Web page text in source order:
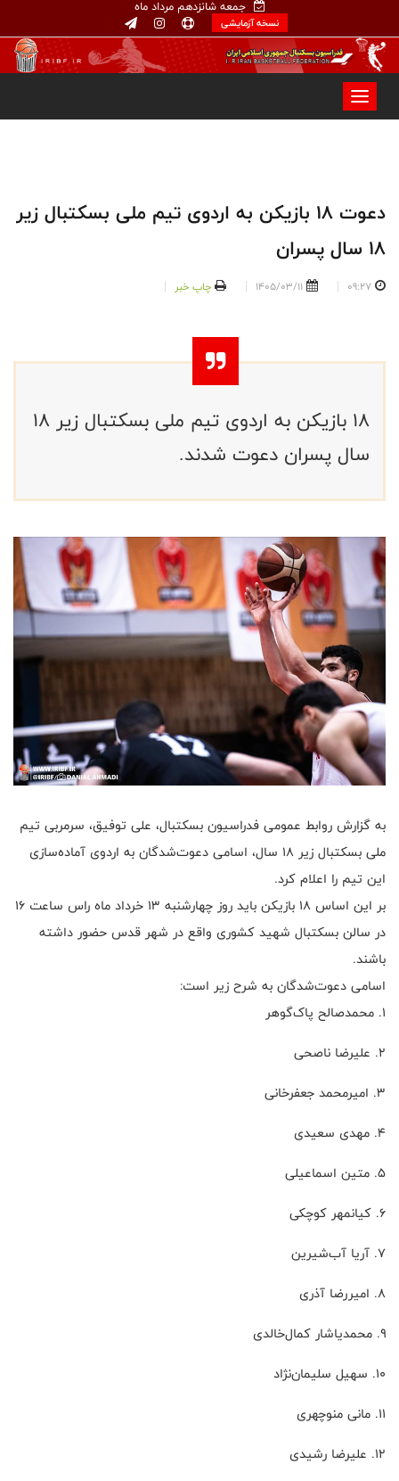
جمعه شانزدهم مرداد ماه
نسخه آزمایشی
دعوت ۱۸ بازیکن به اردوی تیم ملی بسکتبال زیر
۱۸ سال پسران
09:27
1405/03/11 چاپ خبر
۱۸ بازیکن به اردوی تیم ملی بسکتبال زیر ۱۸
سال پسران دعوت شدند.
به گزارش روابط عمومی فدراسیون بسکتبال، علی توفیق، سرمربی تیم
ملی بسکتبال زیر ۱۸ سال، اسامی دعوت‌شدگان به اردوی آماده‌سازی
این تیم را اعلام کرد.
بر این اساس ۱۸ بازیکن باید روز چهارشنبه ۱۳ خرداد ماه راس ساعت ۱۶
در سالن بسکتبال شهید کشوری واقع در شهر قدس حضور داشته
باشند.
اسامی دعوت‌شدگان به شرح زیر است:
۱. محمدصالح پاک‌گوهر
۲. علیرضا ناصحی
۳. امیرمحمد جعفرخانی
۴. مهدی سعیدی
۵. متین اسماعیلی
۶. کیانمهر کوچکی
۷. آریا آب‌شیرین
۸. امیررضا آذری
۹. محمدیاشار کمال‌خالدی
۱۰. سهیل سلیمان‌نژاد
۱۱. مانی منوچهری
۱۲. علیرضا رشیدی